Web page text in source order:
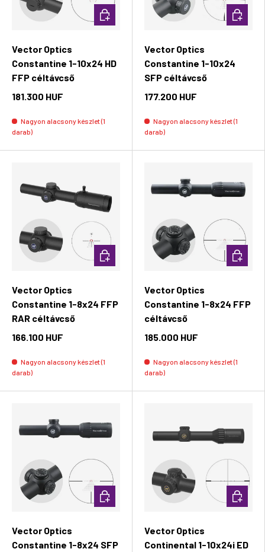
Vector Optics
Constantine 1-10x24 HD
FFP céltávcső
181.300 HUF
Nagyon alacsony készlet (1
darab)
Kosárba rakás
Vector Optics
Constantine 1-10x24
SFP céltávcső
177.200 HUF
Nagyon alacsony készlet (1
darab)
Vector Optics
Constantine 1-8x24 FFP
RAR céltávcső
166.100 HUF
Nagyon alacsony készlet (1
darab)
Kosárba rakás
Vector Optics
Constantine 1-8x24 FFP
céltávcső
185.000 HUF
Nagyon alacsony készlet (1
darab)
Vector Optics
Constantine 1-8x24 SFP
Kosárba rakás
Vector Optics
Continental 1-10x24i ED